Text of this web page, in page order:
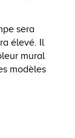
sera
élevé. Il
mural
modèles